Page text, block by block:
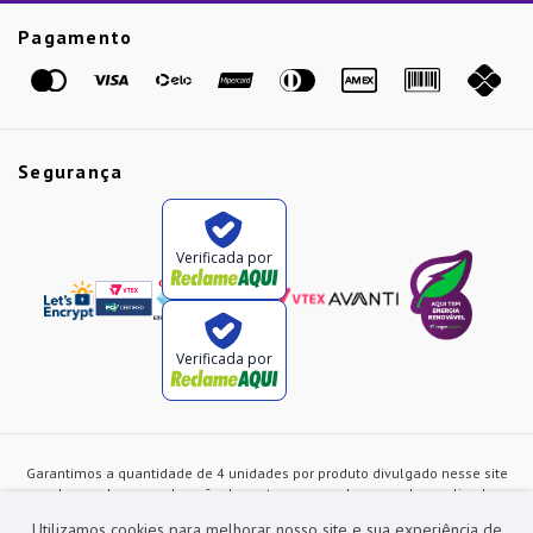
Pagamento
Segurança
Verificada por
Verificada por
Garantimos a quantidade de 4 unidades por produto divulgado nesse site
ou de acordo com a duração dos estoques, sendo as vendas realizadas